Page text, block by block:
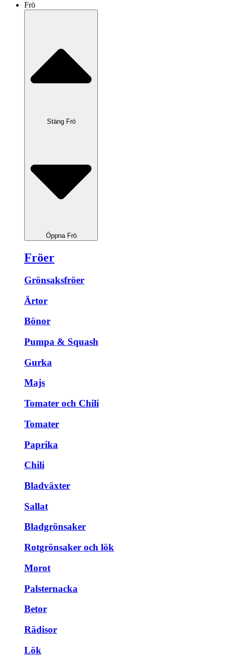
Frö
Stäng Frö
Öppna Frö
Fröer
Grönsaksfröer
Ärtor
Bönor
Pumpa & Squash
Gurka
Majs
Tomater och Chili
Tomater
Paprika
Chili
Bladväxter
Sallat
Bladgrönsaker
Rotgrönsaker och lök
Morot
Palsternacka
Betor
Rädisor
Lök